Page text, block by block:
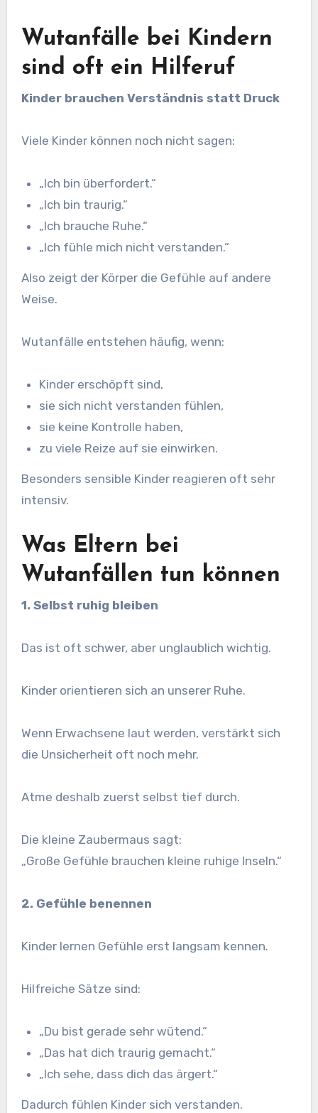
Wutanfälle bei Kindern
sind oft ein Hilferuf
Kinder brauchen Verständnis statt Druck
Viele Kinder können noch nicht sagen:
„Ich bin überfordert.“
„Ich bin traurig.“
„Ich brauche Ruhe.“
„Ich fühle mich nicht verstanden.“
Also zeigt der Körper die Gefühle auf andere
Weise.
Wutanfälle entstehen häufig, wenn:
Kinder erschöpft sind,
sie sich nicht verstanden fühlen,
sie keine Kontrolle haben,
zu viele Reize auf sie einwirken.
Besonders sensible Kinder reagieren oft sehr
intensiv.
Was Eltern bei
Wutanfällen tun können
1. Selbst ruhig bleiben
Das ist oft schwer, aber unglaublich wichtig.
Kinder orientieren sich an unserer Ruhe.
Wenn Erwachsene laut werden, verstärkt sich
die Unsicherheit oft noch mehr.
Atme deshalb zuerst selbst tief durch.
Die kleine Zaubermaus sagt:
„Große Gefühle brauchen kleine ruhige Inseln.“
2. Gefühle benennen
Kinder lernen Gefühle erst langsam kennen.
Hilfreiche Sätze sind:
„Du bist gerade sehr wütend.“
„Das hat dich traurig gemacht.“
„Ich sehe, dass dich das ärgert.“
Dadurch fühlen Kinder sich verstanden.